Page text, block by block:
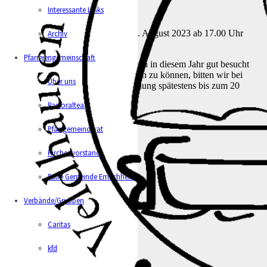
Interessante Links
Archiv
Pfarreiengemeinschaft
Über uns
Pastoralteam
Pfarrgemeinderat
Kirchenvorstand
Faire Gemeinde Emlichheim
Verbände/Gruppen
Caritas
kfd
In diesem Jahr am Freitag, den 25. August 2023 ab 17.00 Uhr
beim Jugendheim.
Wir hoffen, dass unser Grillfest auch in diesem Jahr gut besucht
wird. Um den Einkauf etwas planen zu können, bitten wir bei
Teilnahme um rechtzeitige Anmeldung spätestens bis zum 20
August 2023 telefonisch bei
Karl Westhuis 05944/761 oder
Johann ter Haar 05944/762